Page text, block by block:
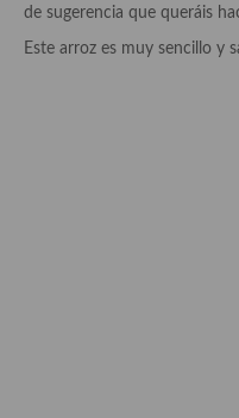
Viajes eno-gastro-
de sugerencia que queráis
Este arroz es muy sencillo y